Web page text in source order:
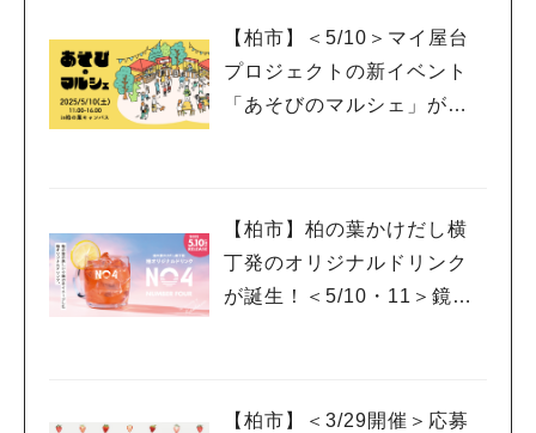
【柏市】＜5/10＞マイ屋台
プロジェクトの新イベント
「あそびのマルシェ」が登
【柏市】柏の葉かけだし横
丁発のオリジナルドリンク
が誕生！＜5/10・11＞鏡開
【柏市】＜3/29開催＞応募